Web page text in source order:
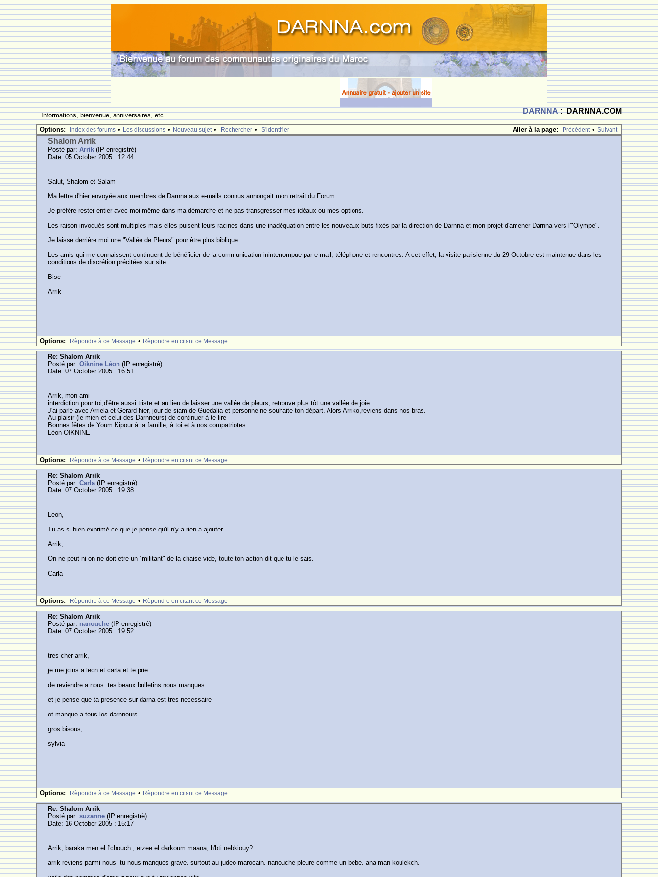
DARNNA: DARNNA.COM
Informations, bienvenue, anniversaires, etc...
Aller à la page:
Prècèdent • Suivant
Options: Index des forums • Les discussions • Nouveau sujet • Rechercher • S'identifier
Shalom Arrik
Posté par:Arrik (IP enregistrè)
Date: 05 October 2005 : 12:44
Salut, Shalom et Salam
Ma lettre d'hier envoyée aux membres de Darnna aux e-mails connus annonçait mon retrait du Forum.
Je préfère rester entier avec moi-même dans ma démarche et ne pas transgresser mes idéaux ou mes options.
Les raison invoqués sont multiples mais elles puisent leurs racines dans une inadéquation entre les nouveaux buts fixés par la direction de Darnna et mon projet d'amener Darnna vers l'"Olympe".
Je laisse derrière moi une "Vallée de Pleurs" pour être plus biblique.
Les amis qui me connaissent continuent de bénéficier de la communication ininterrompue par e-mail, téléphone et rencontres. A cet effet, la visite parisienne du 29 Octobre est maintenue dans les
conditions de discrétion précitées sur site.
Bise
Arrik
Options: Rèpondre à ce Message • Rèpondre en citant ce Message
Re: Shalom Arrik
Posté par:Oiknine Léon (IP enregistrè)
Date: 07 October 2005 : 16:51
Arrik, mon ami
interdiction pour toi,d'être aussi triste et au lieu de laisser une vallée de pleurs, retrouve plus tôt une vallée de joie.
J'ai parlé avec Arriela et Gerard hier, jour de siam de Guedalia et personne ne souhaite ton départ. Alors Arriko,reviens dans nos bras.
Au plaisir (le mien et celui des Darnneurs) de continuer à te lire
Bonnes fêtes de Youm Kipour à ta famille, à toi et à nos compatriotes
Léon OIKNINE
Options: Rèpondre à ce Message • Rèpondre en citant ce Message
Re: Shalom Arrik
Posté par:Carla(IP enregistrè)
Date: 07 October 2005 : 19:38
Leon,
Tu as si bien exprimé ce que je pense qu'il n'y a rien a ajouter.
Arrik,
On ne peut ni on ne doit etre un "militant" de la chaise vide, toute ton action dit que tu le sais.
Carla
Options: Rèpondre à ce Message • Rèpondre en citant ce Message
Re: Shalom Arrik
Posté par: nanouche (IP enregistrè)
Date: 07 October 2005 : 19:52
tres cher arrik,
je me joins a leon et carla et te prie
de reviendre a nous. tes beaux bulletins nous manques
et je pense que ta presence sur darna est tres necessaire
et manque a tous les darnneurs.
gros bisous,
sylvia
Options: Rèpondre à ce Message • Rèpondre en citant ce Message
Re: Shalom Arrik
Posté par:suzanne (IP enregistrè)
Date: 16 October 2005 : 15:17
Arrik, baraka men el f'chouch , erzee el darkoum maana, h'bti nebkiouy?
arrik reviens parmi nous, tu nous manques grave. surtout au judeo-marocain. nanouche pleure comme un bebe. ana man koulekch.